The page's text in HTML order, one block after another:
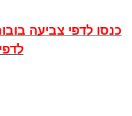
כנסו לדפי צביעה